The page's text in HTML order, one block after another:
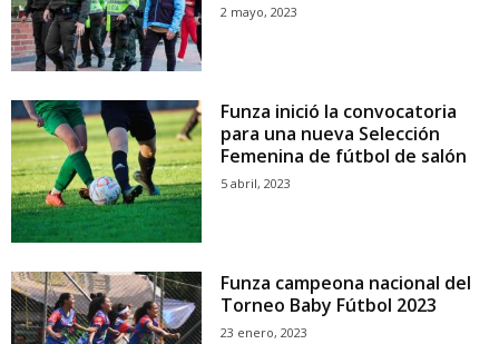
2 mayo, 2023
Funza inició la convocatoria
para una nueva Selección
Femenina de fútbol de salón
5 abril, 2023
Funza campeona nacional del
Torneo Baby Fútbol 2023
23 enero, 2023